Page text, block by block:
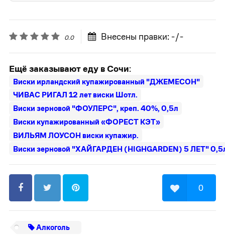
0.0 Внесены правки: -/-
Ещё заказывают еду в Сочи:
Виски ирландский купажированный "ДЖЕМЕСОН"
ЧИВАС РИГАЛ 12 лет виски Шотл.
Виски зерновой "ФОУЛЕРС", креп. 40%, 0,5л
Виски купажированный «ФОРЕСТ КЭТ»
ВИЛЬЯМ ЛОУСОН виски купажир.
Виски зерновой "ХАЙГАРДЕН (HIGHGARDEN) 5 ЛЕТ"
0
Алкоголь